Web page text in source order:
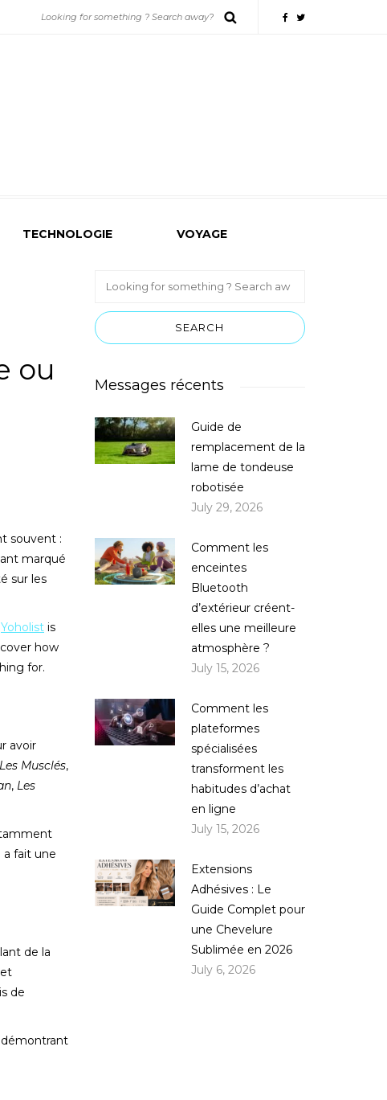
TECHNOLOGIE VOYAGE
ou
souvent :
marqué
sur les
Yoholist is
how
for.
avoir
Les Musclés,
, Les
fait une
de la
et
de
démontrant
Messages récents
Guide de
remplacement de la
lame de tondeuse
robotisée
July 29, 2026
Comment les
enceintes
Bluetooth
d’extérieur créent-
elles une meilleure
atmosphère ?
July 15, 2026
Comment les
plateformes
spécialisées
transforment les
habitudes d’achat
en ligne
July 15, 2026
Extensions
Adhésives : Le
Guide Complet pour
une Chevelure
Sublimée en 2026
July 6, 2026